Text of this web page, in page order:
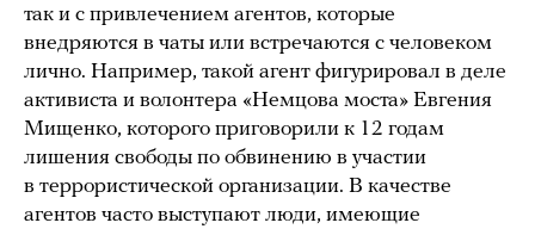
так и с привлечением агентов, которые
внедряются в чаты или встречаются с человеком
лично. Например, такой агент фигурировал в деле
активиста и волонтера «Немцова моста» Евгения
Мищенко, которого приговорили к 12 годам
лишения свободы по обвинению в участии
в террористической организации. В качестве
агентов часто выступают люди, имеющие